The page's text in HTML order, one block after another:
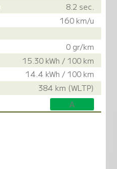
8.2 sec.
160 km/u
0 gr/km
15.30 kWh / 100 km
14.4 kWh / 100 km
384 km (WLTP)
A